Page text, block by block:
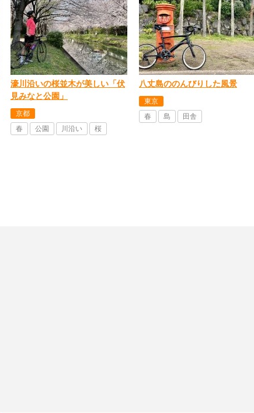
濠川沿いの桜並木が美しい「伏
見みなと公園」
京都
春
公園 川沿い 桜
八丈島ののんびりした風景
東京
春
島 田舎